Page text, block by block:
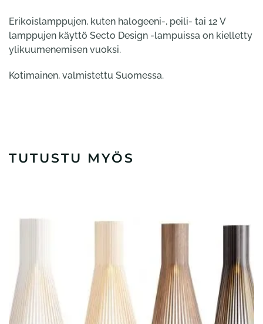
Erikoislamppujen, kuten halogeeni-, peili- tai 12 V
lamppujen käyttö Secto Design -lampuissa on kielletty
ylikuumenemisen vuoksi.
Kotimainen, valmistettu Suomessa.
TUTUSTU MYÖS